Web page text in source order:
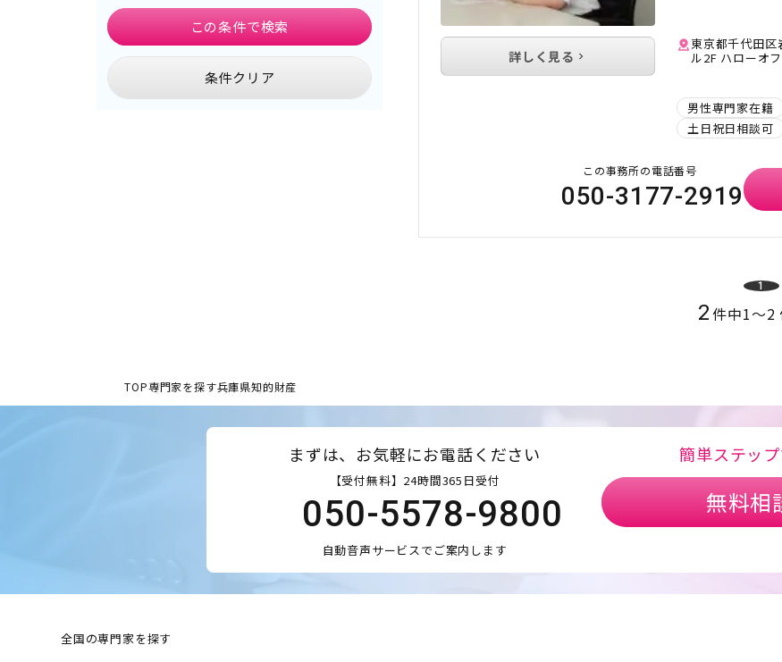
条件クリア
この条件で検索
東京都千代田
ル2F ハローオ
男性専門家在籍
土日祝日相談可
詳しく見る
この事務所の電話番号
050-3177-2919
1
2件中1〜2
TOP専門家を探す兵庫県知的財産
まずは、お気軽にお電話ください
【受付無料】24時間365日受付
050-5578-9800
自動音声サービスでご案内します
簡単ステッ
無料相
全国の専門家を探す